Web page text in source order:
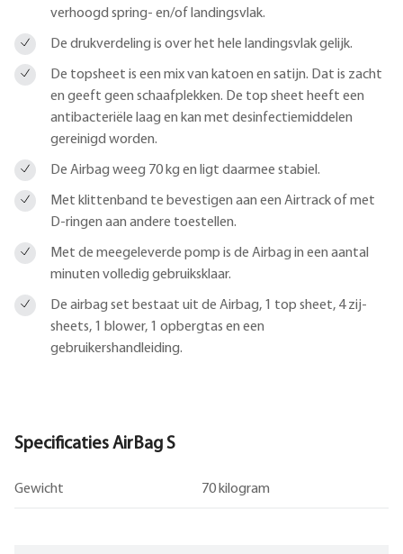
verhoogd spring- en/of landingsvlak.
De drukverdeling is over het hele landingsvlak gelijk.
De topsheet is een mix van katoen en satijn. Dat is zacht
en geeft geen schaafplekken. De top sheet heeft een
antibacteriële laag en kan met desinfectiemiddelen
gereinigd worden.
De Airbag weeg 70 kg en ligt daarmee stabiel.
Met klittenband te bevestigen aan een Airtrack of met
D-ringen aan andere toestellen.
Met de meegeleverde pomp is de Airbag in een aantal
minuten volledig gebruiksklaar.
De airbag set bestaat uit de Airbag, 1 top sheet, 4 zij-
sheets, 1 blower, 1 opbergtas en een
gebruikershandleiding.
Specificaties AirBag S
Gewicht 70 kilogram